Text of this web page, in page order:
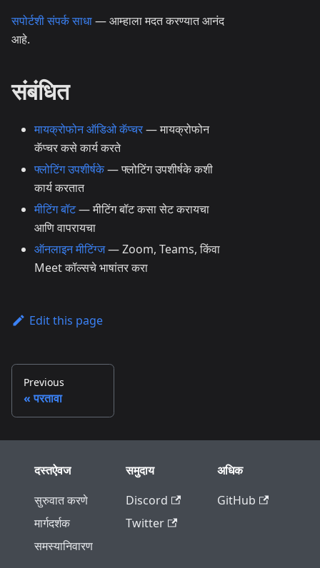
सपोर्टशी संपर्क साधा— आम्हाला मदत करण्यात आनंद
आहे.
संबंधित
मायक्रोफोन ऑडिओ कॅप्चर— मायक्रोफोन
कॅप्चर कसे कार्य करते
फ्लोटिंग उपशीर्षके— फ्लोटिंग उपशीर्षके कशी
कार्य करतात
मीटिंग बॉट— मीटिंग बॉट कसा सेट करायचा
आणि वापरायचा
ऑनलाइन मीटिंग्ज— Zoom, Teams, किंवा
Meet कॉल्सचे भाषांतर करा
Edit this page
Previous
परतावा
दस्तऐवज
सुरुवात करणे
मार्गदर्शक
समस्यानिवारण
समुदाय
Discord
Twitter
अधिक
GitHub